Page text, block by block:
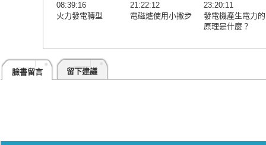
08:39:16
火力發電轉型
21:22:12
電磁爐使用小撇步
23:20:11
發電機產生電力的
原理是什麼？
臉書留言 留下建議